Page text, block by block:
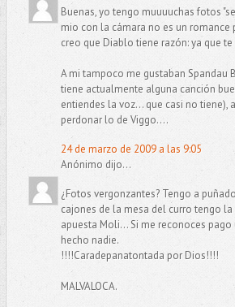
Buenas, yo tengo muuuuchas fotos
mio con la cámara no es un romance
creo que Diablo tiene razón: ya que
A mi tampoco me gustaban Spandau
tiene actualmente alguna canción
entiendes la voz... que casi no tiene),
perdonar lo de Viggo....
24 de marzo de 2009 a las 9:05
Anónimo dijo...
¿Fotos vergonzantes? Tengo a
cajones de la mesa del curro tengo la
apuesta Moli... Si me reconoces
hecho nadie.
!!!!Caradepanatontada por Dios!!!!
MALVALOCA.